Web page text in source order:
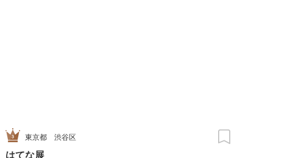
東京都 渋谷区
はてな展